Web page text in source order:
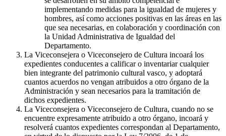
implementando medidas para la igualdad de mujeres y
hombres, así como acciones positivas en las áreas en las
que sea necesarias, en colaboración y coordinación con
la Unidad Administrativa de Igualdad del
Departamento.
La Viceconsejera o Viceconsejero de Cultura incoará los
expedientes conducentes a calificar o inventariar cualquier
bien integrante del patrimonio cultural vasco, y adoptará
cuantos acuerdos no vengan atribuidos a otro órgano de la
Administración y sean necesarios para la tramitación de
dichos expedientes.
La Viceconsejera o Viceconsejero de Cultura, cuando no se
encuentre expresamente atribuido a otro órgano, incoará y
resolverá cuantos expedientes correspondan al Departamento,